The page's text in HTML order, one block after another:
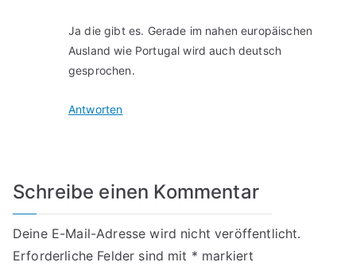
Ja die gibt es. Gerade im nahen europäischen
Ausland wie Portugal wird auch deutsch
gesprochen.
Antworten
Schreibe einen Kommentar
Deine E-Mail-Adresse wird nicht veröffentlicht.
Erforderliche Felder sind mit * markiert